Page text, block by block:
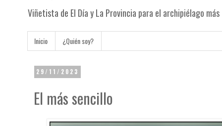
Viñetista de El Día y La Provincia para el archipiélago
Inicio ¿Quién soy?
29/11/2023
El más sencillo